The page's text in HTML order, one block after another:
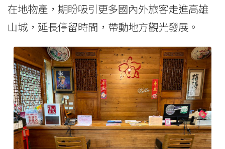
在地物產，期盼吸引更多國內外旅客走進高雄
山城，延長停留時間，帶動地方觀光發展。